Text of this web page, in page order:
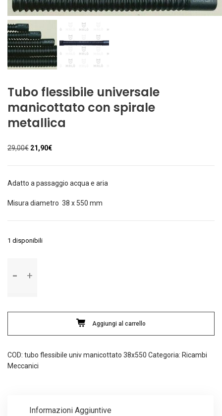
Tubo flessibile universale
manicottato con spirale
metallica
29,00€ Il
originale
29,00€.
21,90€Il
attuale
21,90€.
Adatto a passaggio acqua e aria
Misura diametro 38 x 550 mm
1 disponibili
flessibile
con
metallica
Aggiungi al carrello
COD: tubo flessibile univ manicottato 38x550 Categoria: Ricambi
Meccanici
Informazioni Aggiuntive